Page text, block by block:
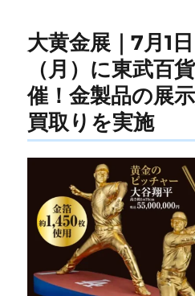
大黄金展｜7月1
（月）に東武百
催！金製品の展
買取りを実施